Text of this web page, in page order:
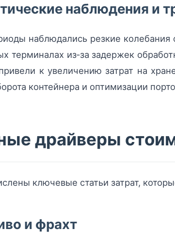
наблюдения и
наблюдались резкие
терминалах из‑за задержек
к увеличению затрат на
контейнера и оптимизации
драйверы
ключевые статьи затрат,
и фрахт